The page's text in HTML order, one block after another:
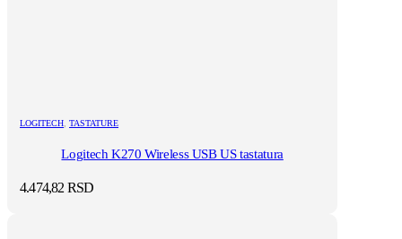
LOGITECH, TASTATURE
Logitech K270 Wireless USB US tastatura
4.474,82RSD